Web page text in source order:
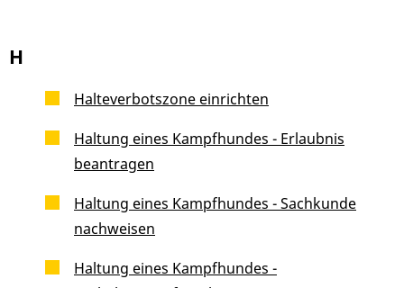
H
Halteverbotszone einrichten
Haltung eines Kampfhundes - Erlaubnis
beantragen
Haltung eines Kampfhundes - Sachkunde
nachweisen
Haltung eines Kampfhundes -